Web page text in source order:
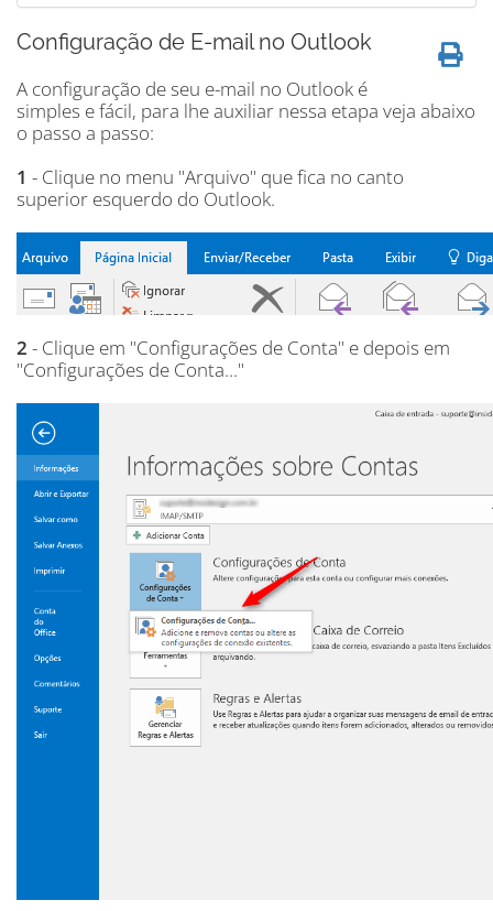
Configuração de E-mail no Outlook
A configuração de seu e-mail no Outlook é
simples e fácil, para lhe auxiliar nessa etapa veja abaixo
o passo a passo:
1 - Clique no menu "Arquivo" que fica no canto
superior esquerdo do Outlook.
2 - Clique em "Configurações de Conta" e depois em
"Configurações de Conta..."